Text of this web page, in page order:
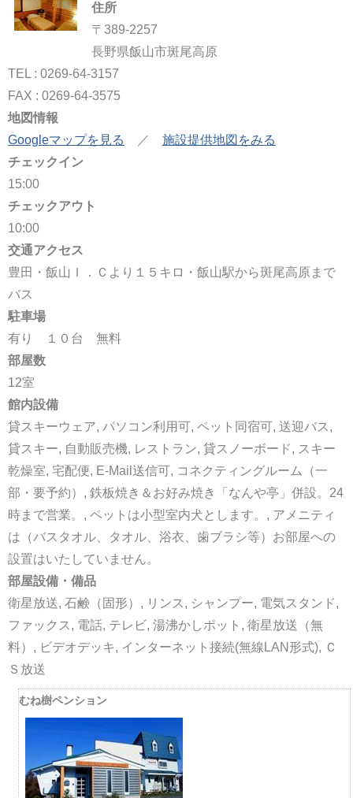
住所
〒389-2257
長野県飯山市斑尾高原
TEL : 0269-64-3157
FAX : 0269-64-3575
地図情報
Googleマップを見る
／ 施設提供地図をみる
チェックイン
15:00
チェックアウト
10:00
交通アクセス
豊田・飯山Ｉ．Ｃより１５キロ・飯山駅から斑尾高原まで
バス
駐車場
有り １０台 無料
部屋数
12室
館内設備
貸スキーウェア, パソコン利用可, ペット同宿可, 送迎バス,
貸スキー, 自動販売機, レストラン, 貸スノーボード, スキー
乾燥室, 宅配便, E-Mail送信可, コネクティングルーム（一
部・要予約）, 鉄板焼き＆お好み焼き「なんや亭」併設。24
時まで営業。, ペットは小型室内犬とします。, アメニティ
は（バスタオル、タオル、浴衣、歯ブラシ等）お部屋への
設置はいたしていません。
部屋設備・備品
衛星放送, 石鹸（固形）, リンス, シャンプー, 電気スタンド,
ファックス, 電話, テレビ, 湯沸かしポット, 衛星放送（無
料）, ビデオデッキ, インターネット接続(無線LAN形式), Ｃ
Ｓ放送
むね樹ペンション